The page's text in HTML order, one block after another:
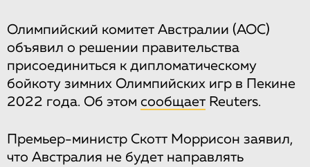
Олимпийский комитет Австралии (AOC)
объявил о решении правительства
присоединиться к дипломатическому
бойкоту зимних Олимпийских игр в Пекине
2022 года. Об этом сообщает Reuters.
Премьер-министр Скотт Моррисон заявил,
что Австралия не будет направлять